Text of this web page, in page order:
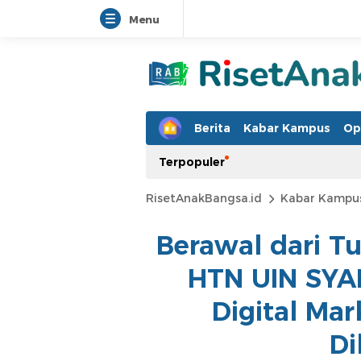
Menu
Berita Kabar Kampus
Terpopuler
RisetAnakBangsa.id Kabar
Berawal dari
HTN UIN
Digital